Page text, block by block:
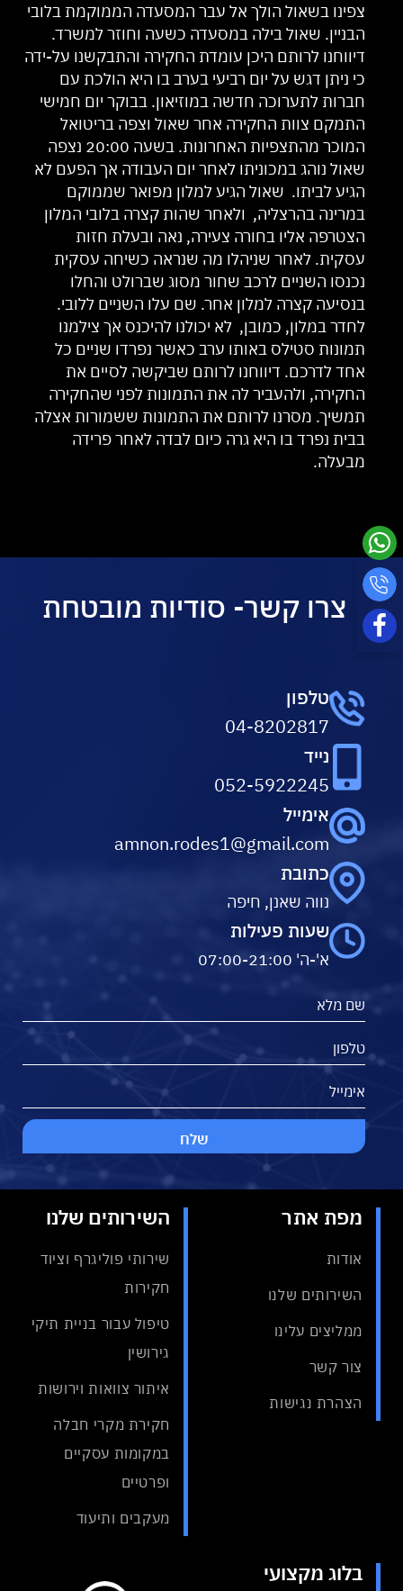
צפינו בשאול הולך אל עבר המסעדה הממוקמת בלובי
הבניין. שאול בילה במסעדה כשעה וחוזר למשרד.
דיווחנו לרותם היכן עומדת החקירה והתבקשנו על-ידה
כי ניתן דגש על יום רביעי בערב בו היא הולכת עם
חברות לתערוכה חדשה במוזיאון. בבוקר יום חמישי
התמקם צוות החקירה אחר שאול וצפה בריטואל
המוכר מהתצפיות האחרונות. בשעה 20:00 נצפה
שאול נוהג במכוניתו לאחר יום העבודה אך הפעם לא
הגיע לביתו. שאול הגיע למלון מפואר שממוקם
במרינה בהרצליה, ולאחר שהות קצרה בלובי המלון
הצטרפה אליו בחורה צעירה, נאה ובעלת חזות
עסקית. לאחר שניהלו מה שנראה כשיחה עסקית
נכנסו השניים לרכב שחור מסוג שברולט והחלו
בנסיעה קצרה למלון אחר. שם עלו השניים ללובי.
לחדר במלון, כמובן, לא יכולנו להיכנס אך צילמנו
תמונות סטילס באותו ערב כאשר נפרדו שניים כל
אחד לדרכם. דיווחנו לרותם שביקשה לסיים את
החקירה, ולהעביר לה את התמונות לפני שהחקירה
תמשיך. מסרנו לרותם את התמונות ששמורות אצלה
בבית נפרד בו היא גרה כיום לבדה לאחר פרידה
מבעלה.
צרו קשר- סודיות מובטחת
טלפון
04-8202817
נייד
052-5922245
אימייל
amnon.rodes1@gmail.com
כתובת
נווה שאנן, חיפה
שעות פעילות
א'-ה' 07:00-21:00
מפת אתר
אודות
השירותים שלנו
ממליצים עלינו
צור קשר
הצהרת נגישות
השירותים שלנו
שירותי פוליגרף וציוד
חקירות
טיפול עבור בניית תיקי
גירושין
איתור צוואות וירושות
חקירת מקרי חבלה
במקומות עסקיים
ופרטיים
מעקבים ותיעוד
בלוג מקצועי